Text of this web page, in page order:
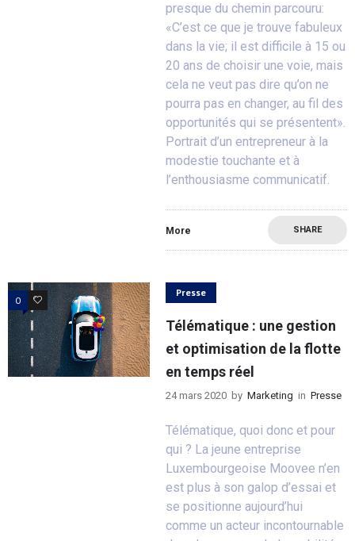
presque du chemin parcouru:
«C’est ce que je trouve fabuleux
dans la vie; il est difficile à 15 ou
20 ans de choisir une voie, mais
cela ne veut pas dire qu’on ne
pourra pas en changer, au fil des
opportunités qui se présentent».
Portrait d’un entrepreneur à la
modestie touchante et à
l’enthousiasme communicatif.
More SHARE
0 0
Presse
Télématique : une gestion
et optimisation de la flotte
en temps réel
24 mars 2020 by Marketing in Presse
Télématique, quoi donc et pour
qui ? La jeune entreprise
Luxembourgeoise Moovee n’en
est plus à son galop d’essai et
se positionne aujourd’hui
comme un acteur incontournable